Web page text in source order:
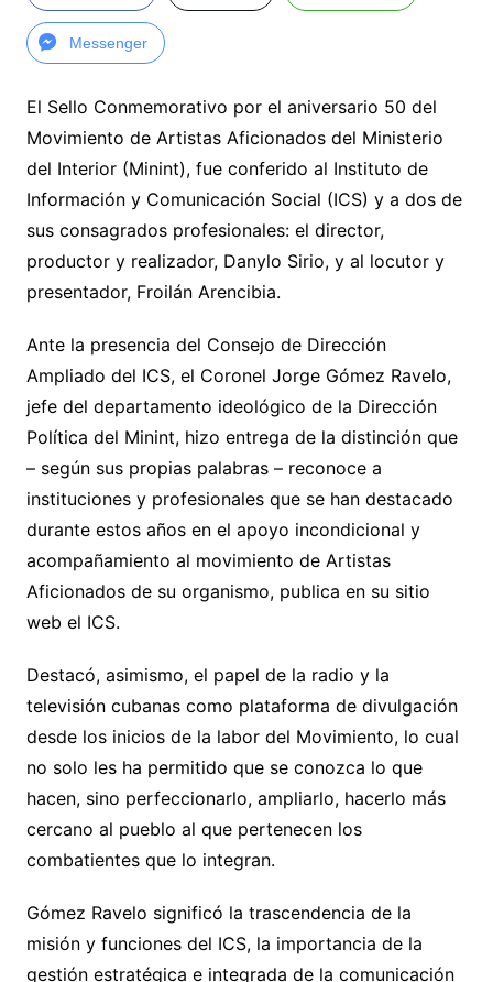
Messenger
El Sello Conmemorativo por el aniversario 50 del
Movimiento de Artistas Aficionados del Ministerio
del Interior (Minint), fue conferido al Instituto de
Información y Comunicación Social (ICS) y a dos de
sus consagrados profesionales: el director,
productor y realizador, Danylo Sirio, y al locutor y
presentador, Froilán Arencibia.
Ante la presencia del Consejo de Dirección
Ampliado del ICS, el Coronel Jorge Gómez Ravelo,
jefe del departamento ideológico de la Dirección
Política del Minint, hizo entrega de la distinción que
– según sus propias palabras – reconoce a
instituciones y profesionales que se han destacado
durante estos años en el apoyo incondicional y
acompañamiento al movimiento de Artistas
Aficionados de su organismo, publica en su sitio
web el ICS.
Destacó, asimismo, el papel de la radio y la
televisión cubanas como plataforma de divulgación
desde los inicios de la labor del Movimiento, lo cual
no solo les ha permitido que se conozca lo que
hacen, sino perfeccionarlo, ampliarlo, hacerlo más
cercano al pueblo al que pertenecen los
combatientes que lo integran.
Gómez Ravelo significó la trascendencia de la
misión y funciones del ICS, la importancia de la
gestión estratégica e integrada de la comunicación